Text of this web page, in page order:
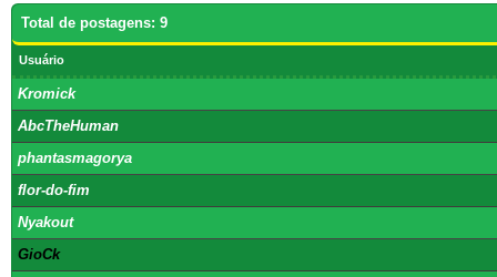
Total de postagens: 9
Usuário
Kromick
AbcTheHuman
phantasmagorya
flor-do-fim
Nyakout
GioCk